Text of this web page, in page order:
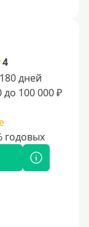
4
дней
до 100 000 ₽